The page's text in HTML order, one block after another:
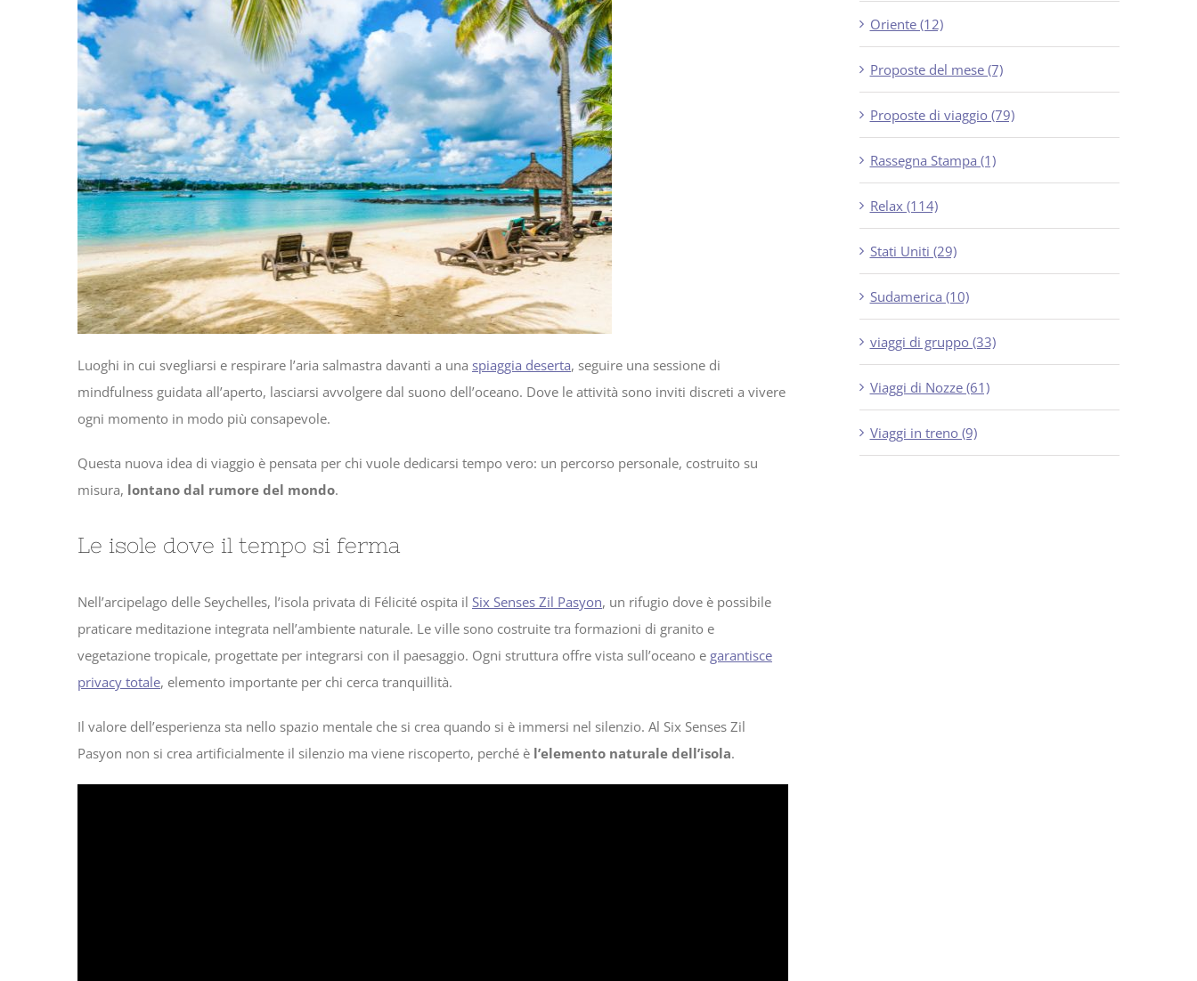
Luoghi in cui svegliarsi e respirare l’aria salmastra davanti a una spiaggia deserta, seguire una sessione di
mindfulness guidata all’aperto, lasciarsi avvolgere dal suono dell’oceano. Dove le attività sono inviti discreti a vivere
ogni momento in modo più consapevole.
Questa nuova idea di viaggio è pensata per chi vuole dedicarsi tempo vero: un percorso personale, costruito su
misura, lontano dal rumore del mondo.
Le isole dove il tempo si ferma
Nell’arcipelago delle Seychelles, l’isola privata di Félicité ospita il Six Senses Zil Pasyon, un rifugio dove è possibile
praticare meditazione integrata nell’ambiente naturale. Le ville sono costruite tra formazioni di granito e
vegetazione tropicale, progettate per integrarsi con il paesaggio. Ogni struttura offre vista sull’oceano e garantisce
privacy totale, elemento importante per chi cerca tranquillità.
Il valore dell’esperienza sta nello spazio mentale che si crea quando si è immersi nel silenzio. Al Six Senses Zil
Pasyon non si crea artificialmente il silenzio ma viene riscoperto, perché è l’elemento naturale dell’isola.
Oriente (12)
Proposte del mese (7)
Proposte di viaggio (79)
Rassegna Stampa (1)
Relax (114)
Stati Uniti (29)
Sudamerica (10)
viaggi di gruppo (33)
Viaggi di Nozze (61)
Viaggi in treno (9)